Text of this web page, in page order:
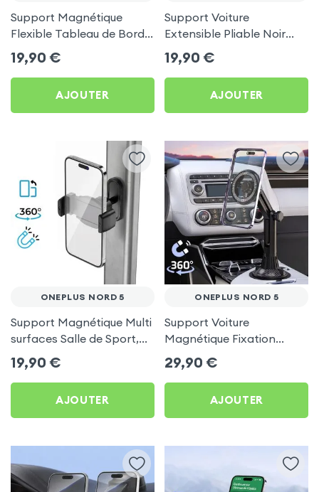
Support Magnétique
Flexible Tableau de Bord
et Écran central pour
OnePlus Nord 5
19,90 €
AJOUTER
Support Voiture
Extensible Pliable Noir
Carbone pour OnePlus
Nord 5
19,90 €
AJOUTER
ONEPLUS NORD 5
Support Magnétique Multi
surfaces Salle de Sport,
frigo pour OnePlus Nord 5
19,90 €
AJOUTER
ONEPLUS NORD 5
Support Voiture
Magnétique Fixation
Porte-gobelet pour
OnePlus Nord 5
29,90 €
AJOUTER